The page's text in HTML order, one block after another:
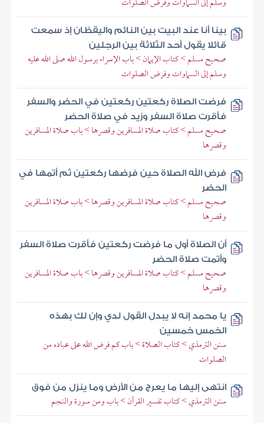
بينا أنا عند البيت بين النائم واليقظان إذ سمعت
قائلا يقول أحد الثلاثة بين الرجلين
صحيح مسلم > كتاب الإيمان > باب الإسراء برسول الله صلى الله عليه
وسلم إلى السماوات وفرض الصلوات
فرضت الصلاة ركعتين ركعتين في الحضر والسفر
فأقرت صلاة السفر وزيد في صلاة الحضر
صحيح مسلم > كتاب صلاة المسافرين وقصرها > باب صلاة المسافرين
وقصرها
فرض الله الصلاة حين فرضها ركعتين ثم أتمها في
الحضر
صحيح مسلم > كتاب صلاة المسافرين وقصرها > باب صلاة المسافرين
وقصرها
أن الصلاة أول ما فرضت ركعتين فأقرت صلاة السفر
وأتمت صلاة الحضر
صحيح مسلم > كتاب صلاة المسافرين وقصرها > باب صلاة المسافرين
وقصرها
يا محمد إنه لا يبدل القول لدي وإن لك بهذه
الخمس خمسين
سنن الترمذي > كتاب الصلاة > باب كم فرض الله على عباده من
الصلوات
انتهى إليها ما يعرج من الأرض وما ينزل من فوق
سنن الترمذي > كتاب تفسير القرآن > باب ومن سورة والنجم